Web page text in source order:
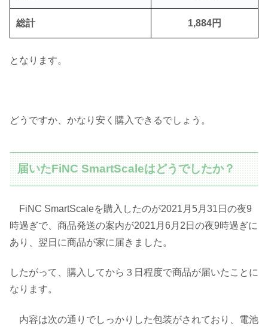
総計 1,884円
となります。
どうですか、かなり安く購入できるでしょう。
届いたFiNC SmartScaleはどうでしたか？
FiNC SmartScaleを購入したのが2021月5月31日の夜9
時過ぎで、商品発送の案内が2021月6月2日の夜9時過ぎに
あり、翌日に商品が家に届きました。
したがって、購入してから３日程度で商品が届いたことに
なります。
内容は次の通りでしっかりした包装がされており、電池